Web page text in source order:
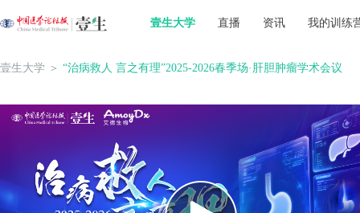
壹生大学 直播 资讯 我的训练
壹生大学 ＞ “治病救人 言之有理”2025-2026春季场·肝胆肿瘤学术会议